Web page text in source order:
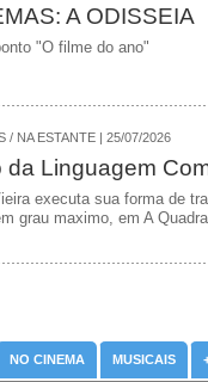
A ODISSEIA
"O filme do ano"
/ NA ESTANTE | 25/07/2026
da Linguagem
executa sua forma de
grau maximo, em A
NO CINEMA MUSICAIS